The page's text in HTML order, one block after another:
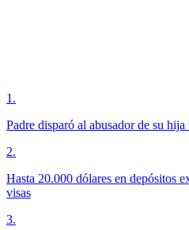
1 .
Padre disparó al abusador de su
2.
Hasta 20.000 dólares en depósitos
visas
3.